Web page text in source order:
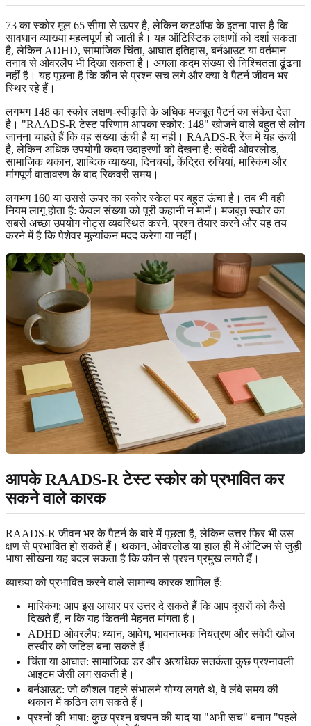
73 का स्कोर मूल 65 सीमा से ऊपर है, लेकिन कटऑफ के इतना पास है कि
सावधान व्याख्या महत्वपूर्ण हो जाती है। यह ऑटिस्टिक लक्षणों को दर्शा सकता
है, लेकिन ADHD, सामाजिक चिंता, आघात इतिहास, बर्नआउट या वर्तमान
तनाव से ओवरलैप भी दिखा सकता है। अगला कदम संख्या से निश्चितता ढूंढना
नहीं है। यह पूछना है कि कौन से प्रश्न सच लगे और क्या वे पैटर्न जीवन भर
स्थिर रहे हैं।
लगभग 148 का स्कोर लक्षण-स्वीकृति के अधिक मजबूत पैटर्न का संकेत देता
है। "RAADS-R टेस्ट परिणाम आपका स्कोर: 148" खोजने वाले बहुत से लोग
जानना चाहते हैं कि वह संख्या ऊंची है या नहीं। RAADS-R रेंज में यह ऊंची
है, लेकिन अधिक उपयोगी कदम उदाहरणों को देखना है: संवेदी ओवरलोड,
सामाजिक थकान, शाब्दिक व्याख्या, दिनचर्या, केंद्रित रुचियां, मास्किंग और
मांगपूर्ण वातावरण के बाद रिकवरी समय।
लगभग 160 या उससे ऊपर का स्कोर स्केल पर बहुत ऊंचा है। तब भी वही
नियम लागू होता है: केवल संख्या को पूरी कहानी न मानें। मजबूत स्कोर का
सबसे अच्छा उपयोग नोट्स व्यवस्थित करने, प्रश्न तैयार करने और यह तय
करने में है कि पेशेवर मूल्यांकन मदद करेगा या नहीं।
आपके RAADS-R टेस्ट स्कोर को प्रभावित कर
सकने वाले कारक
RAADS-R जीवन भर के पैटर्न के बारे में पूछता है, लेकिन उत्तर फिर भी उस
क्षण से प्रभावित हो सकते हैं। थकान, ओवरलोड या हाल ही में ऑटिज्म से जुड़ी
भाषा सीखना यह बदल सकता है कि कौन से प्रश्न प्रमुख लगते हैं।
व्याख्या को प्रभावित करने वाले सामान्य कारक शामिल हैं:
मास्किंग: आप इस आधार पर उत्तर दे सकते हैं कि आप दूसरों को कैसे
दिखते हैं, न कि यह कितनी मेहनत मांगता है।
ADHD ओवरलैप: ध्यान, आवेग, भावनात्मक नियंत्रण और संवेदी खोज
तस्वीर को जटिल बना सकते हैं।
चिंता या आघात: सामाजिक डर और अत्यधिक सतर्कता कुछ प्रश्नावली
आइटम जैसी लग सकती है।
बर्नआउट: जो कौशल पहले संभालने योग्य लगते थे, वे लंबे समय की
थकान में कठिन लग सकते हैं।
प्रश्नों की भाषा: कुछ प्रश्न बचपन की याद या "अभी सच" बनाम "पहले